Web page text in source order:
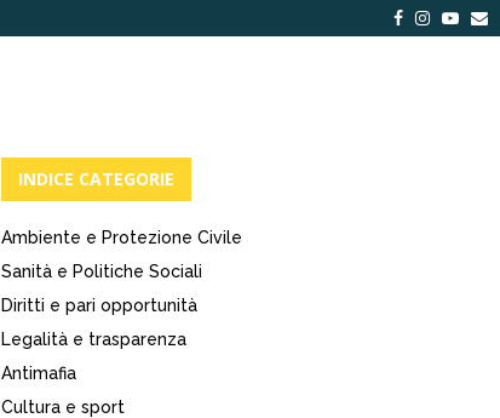
Facebook
INDICE CATEGORIE
Ambiente e Protezione Civile
Sanità e Politiche Sociali
Diritti e pari opportunità
Legalità e trasparenza
Antimafia
Cultura e sport